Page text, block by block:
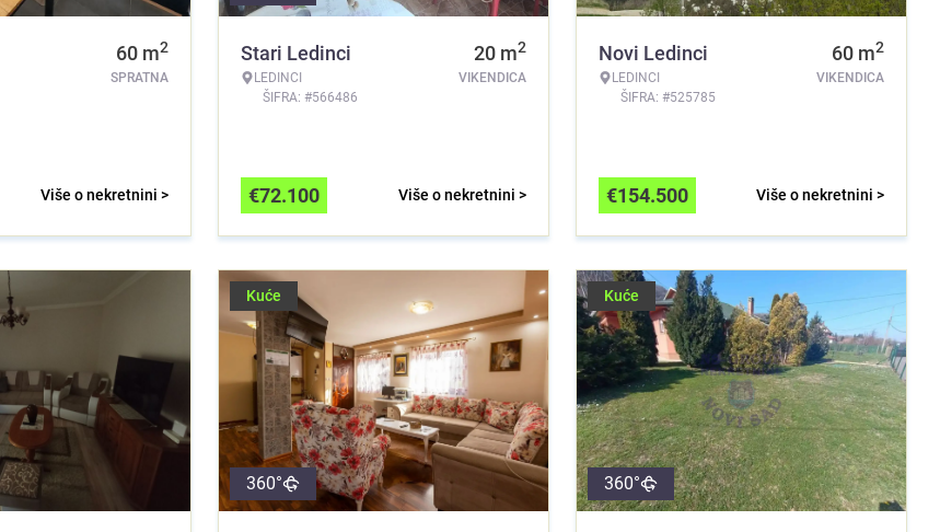
60 m2
SPRATNA
Više o nekretnini >
Stari Ledinci
LEDINCI
ŠIFRA: #566486
20 m2
VIKENDICA
Više o nekretnini >
€72.100
Novi Ledinci
LEDINCI
ŠIFRA: #525785
60 m2
VIKENDICA
Više o nekretnini >
€154.500
Kuće
360°
Kuće
360°